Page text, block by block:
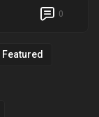
0
Featured